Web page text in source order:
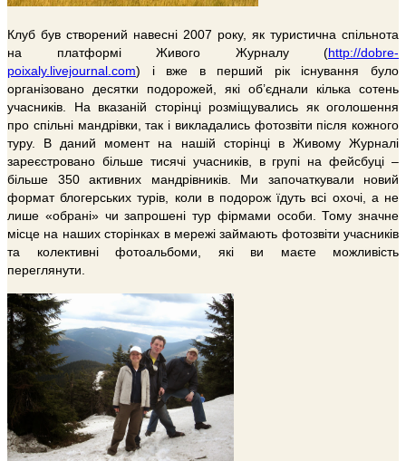
Клуб був створений навесні 2007 року, як туристична спільнота
на платформі Живого Журналу (http://dobre-
poixaly.livejournal.com) і вже в перший рік існування було
організовано десятки подорожей, які об’єднали кілька сотень
учасників. На вказаній сторінці розміщувались як оголошення
про спільні мандрівки, так і викладались фотозвіти після кожного
туру. В даний момент на нашій сторінці в Живому Журналі
зареєстровано більше тисячі учасників, в групі на фейсбуці –
більше 350 активних мандрівників. Ми започаткували новий
формат блогерських турів, коли в подорож їдуть всі охочі, а не
лише «обрані» чи запрошені тур фірмами особи. Тому значне
місце на наших сторінках в мережі займають фотозвіти учасників
та колективні фотоальбоми, які ви маєте можливість
переглянути.